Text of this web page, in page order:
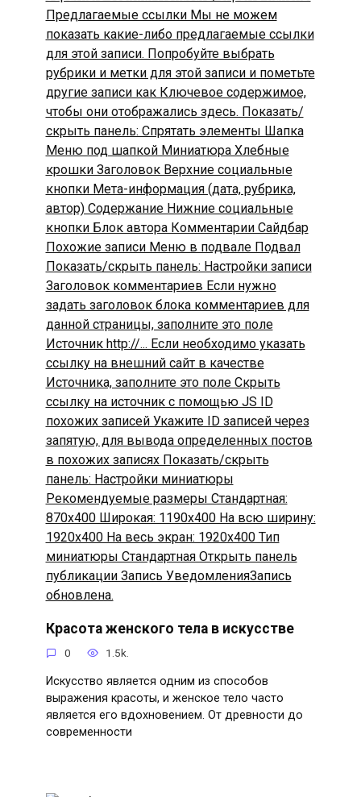
Красота женского тела в искусстве
0 1.5k.
Искусство является одним из способов
выражения красоты, и женское тело часто
является его вдохновением. От древности до
современности